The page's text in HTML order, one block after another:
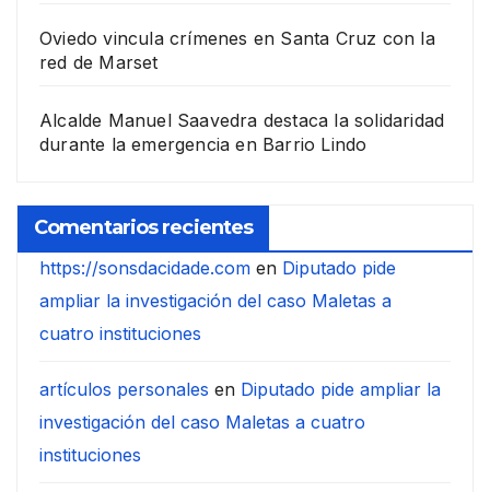
Oviedo vincula crímenes en Santa Cruz con la
red de Marset
Alcalde Manuel Saavedra destaca la solidaridad
durante la emergencia en Barrio Lindo
Comentarios recientes
https://sonsdacidade.com en Diputado pide
ampliar la investigación del caso Maletas a
cuatro instituciones
artículos personales en Diputado pide ampliar la
investigación del caso Maletas a cuatro
instituciones